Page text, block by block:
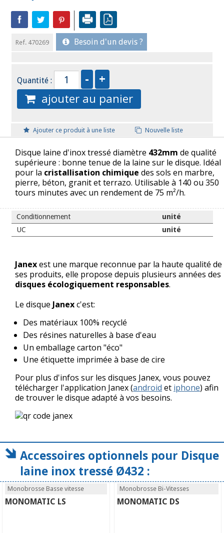
Ref. 470269 Besoin d'un devis ?
Quantité :
ajouter au panier
Ajouter ce produit à une liste Nouvelle liste
Disque laine d'inox tressé diamètre 432mm de qualité
supérieure : bonne tenue de la laine sur le disque. Idéal
pour la cristallisation chimique des sols en marbre,
pierre, béton, granit et terrazo. Utilisable à 140 ou 350
tours minutes avec un rendement de 75 m²/h.
Conditionnement
unité
UC
unité
Janexest une marque reconnue par la haute qualité de
ses produits, elle propose depuis plusieurs années des
disques écologiquement responsables.
Le disque Janexc'est:
Des matériaux 100% recyclé
Des résines naturelles à base d'eau
Un emballage carton "éco"
Une étiquette imprimée à base de cire
Pour plus d'infos sur les disques Janex, vous pouvez
télécharger l'application Janex (android et iphone) afin
de trouver le disque adapté à vos besoins.
Accessoires optionnels pour Disque
laine inox tressé Ø432 :
Monobrosse Basse vitesse
MONOMATIC LS
Monobrosse Bi-Vitesses
MONOMATIC DS